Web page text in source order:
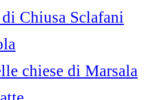
Chiusa Sclafani
chiese di Marsala